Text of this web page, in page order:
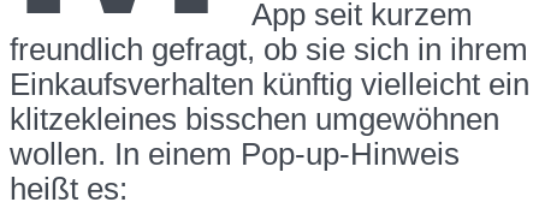
App seit kurzem
freundlich gefragt, ob sie sich in ihrem
Einkaufsverhalten künftig vielleicht ein
klitzekleines bisschen umgewöhnen
wollen. In einem Pop-up-Hinweis
heißt es: